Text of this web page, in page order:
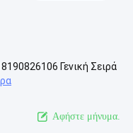
Γενική Σειρά
Αφήστε μήνυμα.